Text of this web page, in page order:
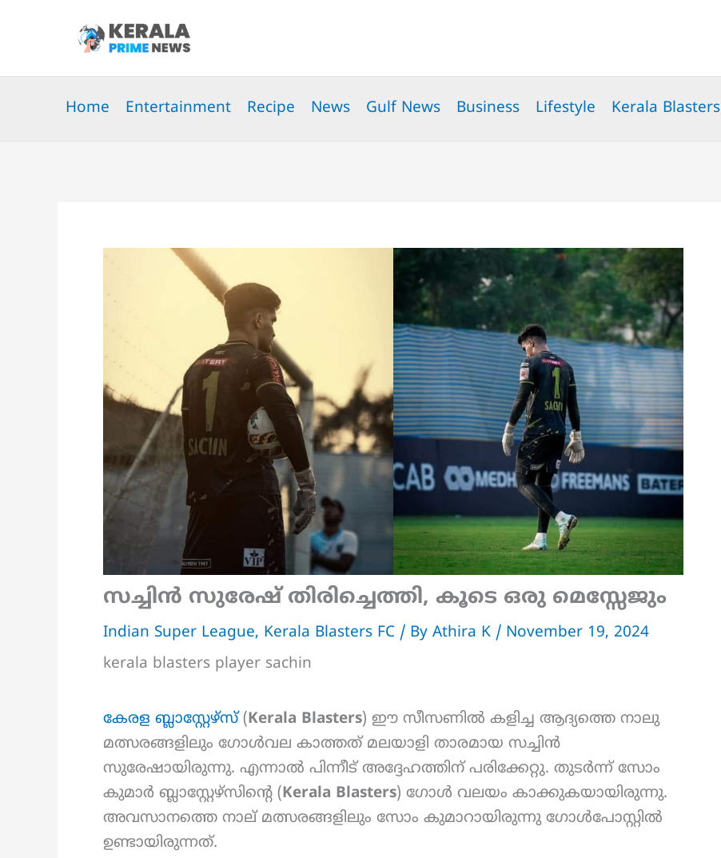
Home Entertainment Recipe News Gulf News Business Lifestyle Kerala Blasters
സച്ചിൻ സുരേഷ് തിരിച്ചെത്തി, കൂടെ ഒരു മെസ്സേജും
Indian Super League, Kerala Blasters FC / By Athira K / November 19, 2024
kerala blasters player sachin
കേരള ബ്ലാസ്റ്റേഴ്സ്(Kerala Blasters) ഈ സീസണിൽ കളിച്ച ആദ്യത്തെ നാലു
മത്സരങ്ങളിലും ഗോൾവല കാത്തത് മലയാളി താരമായ സച്ചിൻ
സുരേഷായിരുന്നു. എന്നാൽ പിന്നീട് അദ്ദേഹത്തിന് പരിക്കേറ്റു. തുടർന്ന് സോം
കുമാർ ബ്ലാസ്റ്റേഴ്സിന്റെ (Kerala Blasters) ഗോൾ വലയം കാക്കുകയായിരുന്നു.
അവസാനത്തെ നാല് മത്സരങ്ങളിലും സോം കുമാറായിരുന്നു ഗോൾപോസ്റ്റിൽ
ഉണ്ടായിരുന്നത്.